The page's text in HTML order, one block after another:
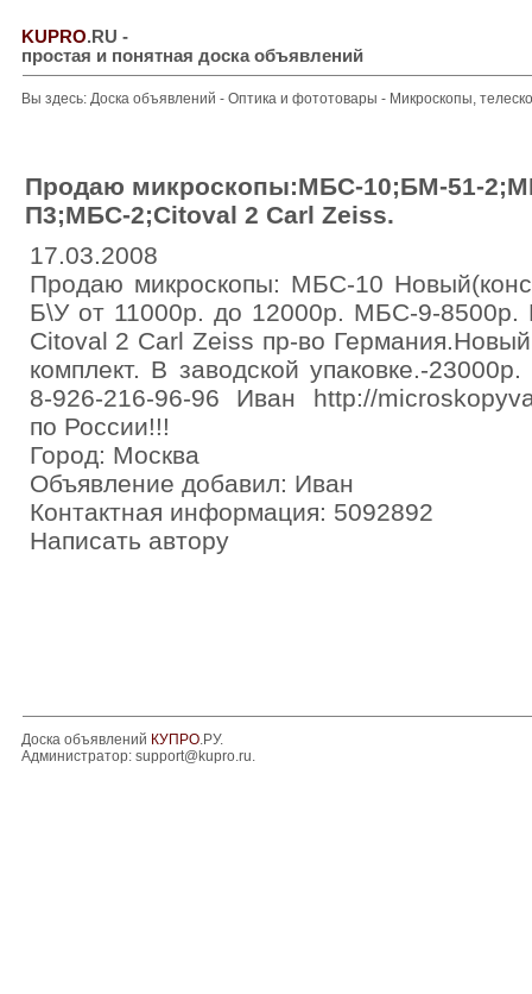
KUPRO.RU -
простая и понятная доска объявлений
Вы здесь: Доска объявлений - Оптика и фототовары - Микроскопы,
Продаю микроскопы:МБС-10;БМ-51-
П3;МБС-2;Citoval 2 Carl Zeiss.
17.03.2008
Продаю микроскопы: МБС-10
Б\У от 11000р. до 12000р. МБС-9-8500р.
Citoval 2 Carl Zeiss пр-во
комплект. В заводской упаковке.-
8-926-216-96-96 Иван http://
по России!!!
Город: Москва
Объявление добавил: Иван
Контактная информация: 5092892
Написать автору
Доска объявлений КУПРО.РУ.
Администратор: support@kupro.ru.